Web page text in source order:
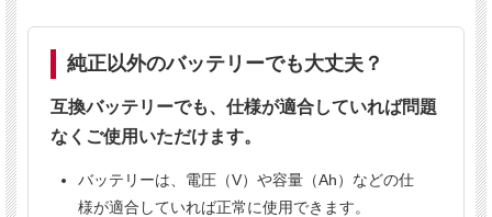
高品質互換バッテリー（純正同等性能）
純正より20〜50％安く、6ヶ月保証付き
純正同等性能 6ヶ月保証 法人向け販売
業務用実績あり
純正以外のバッテリーでも大丈夫？
互換バッテリーでも、仕様が適合していれば問題
なくご使用いただけます。
バッテリーは、電圧（V）や容量（Ah）などの仕
様が適合していれば正常に使用できます。